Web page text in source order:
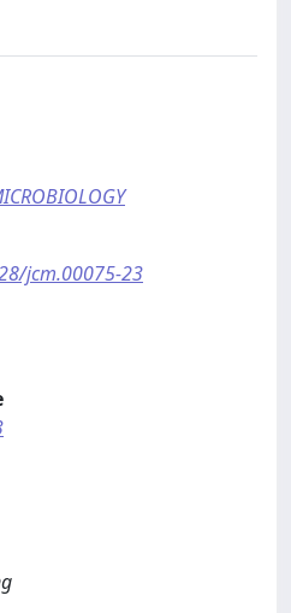
jcm.00075-23